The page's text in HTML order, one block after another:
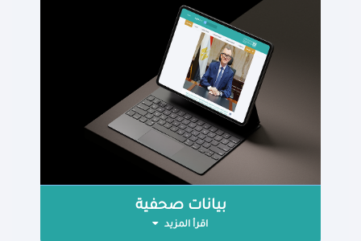
بيانات صحفية
اقرأ المزيد